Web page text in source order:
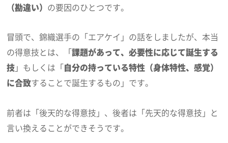
（勘違い） の要因のひとつです。
冒頭で、錦織選手の「エアケイ」の話をしましたが、本当
の得意技とは、「課題があって、必要性に応じて誕生する
技」もしくは「自分の持っている特性（身体特性、感覚）
に合致することで誕生するもの」です。
前者は「後天的な得意技」、後者は「先天的な得意技」と
言い換えることができそうです。